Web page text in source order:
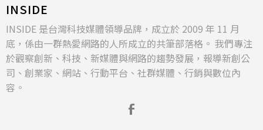
INSIDE
INSIDE 是台灣科技媒體領導品牌，成立於 2009 年 11 月
底，係由一群熱愛網路的人所成立的共筆部落格。 我們專注
於觀察創新、科技、新媒體與網路的趨勢發展，報導新創公
司、創業家、網站、行動平台、社群媒體、行銷與數位內
容。